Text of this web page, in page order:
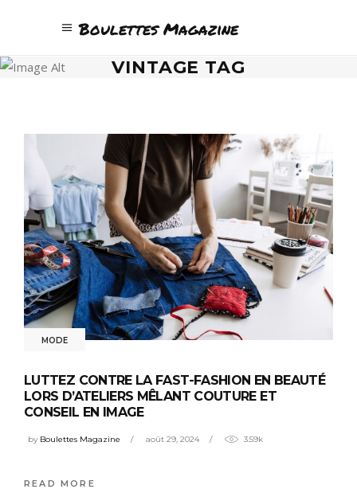
Boulettes Magazine
VINTAGE TAG
MODE
LUTTEZ CONTRE LA FAST-FASHION EN BEAUTÉ
LORS D’ATELIERS MÊLANT COUTURE ET
CONSEIL EN IMAGE
by Boulettes Magazine août 29, 2024 3.59k
READ MORE